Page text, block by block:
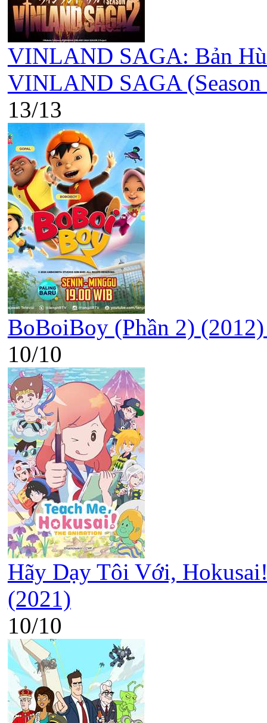
VINLAND SAGA: Bản
VINLAND SAGA (Season
13/13
BoBoiBoy (Phần 2)
10/10
Hãy Dạy Tôi Với,
(2021)
10/10